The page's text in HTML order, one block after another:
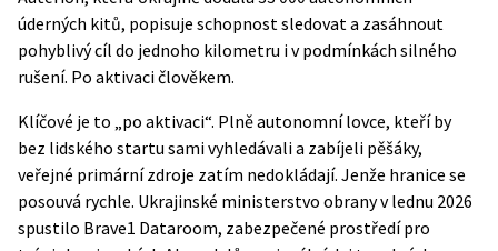
úderných kitů, popisuje schopnost sledovat a zasáhnout
pohyblivý cíl do jednoho kilometru i v podmínkách silného
rušení. Po aktivaci člověkem.
Klíčové je to „po aktivaci“. Plně autonomní lovce, kteří by
bez lidského startu sami vyhledávali a zabíjeli pěšáky,
veřejné primární zdroje zatím nedokládají. Jenže hranice se
posouvá rychle. Ukrajinské ministerstvo obrany v lednu 2026
spustilo Brave1 Dataroom, zabezpečené prostředí pro